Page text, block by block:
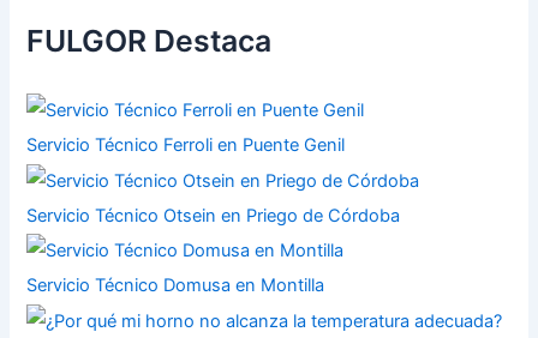
FULGOR Destaca
Servicio Técnico Ferroli en Puente Genil
Servicio Técnico Otsein en Priego de Córdoba
Servicio Técnico Domusa en Montilla